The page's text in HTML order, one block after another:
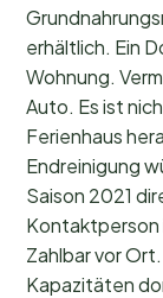
erhältlich. Ein
Wohnung.
Auto. Es ist
Ferienhaus
Endreinigung
Saison 2021
Kontaktperson
Zahlbar vor
Kapazitäten